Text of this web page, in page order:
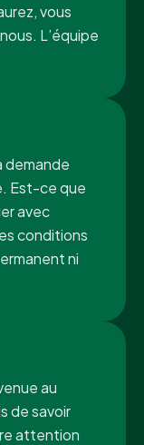
vous
L’équipe
demande
Est-ce que
avec
conditions
ni
au
de savoir
attention